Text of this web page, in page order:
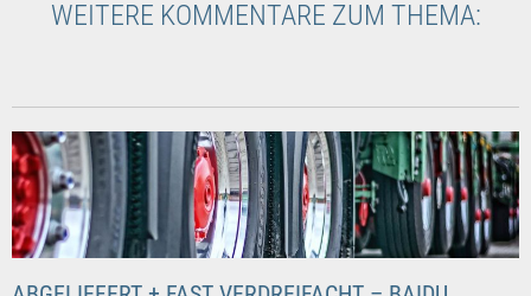
WEITERE KOMMENTARE ZUM THEMA: